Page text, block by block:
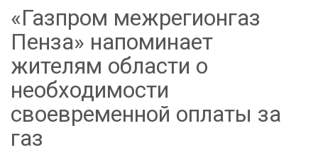
«Газпром межрегионгаз
Пенза» напоминает
жителям области о
необходимости
своевременной оплаты за
газ